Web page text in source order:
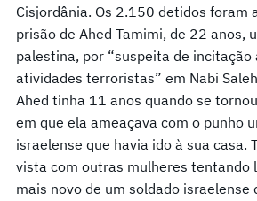
Cisjordânia. Os 2.150 detidos foram
prisão de Ahed Tamimi, de 22 anos,
palestina, por “suspeita de incitação
atividades terroristas” em Nabi
Ahed tinha 11 anos quando se
em que ela ameaçava com o punho
israelense que havia ido à sua casa.
vista com outras mulheres tentando
mais novo de um soldado israelense